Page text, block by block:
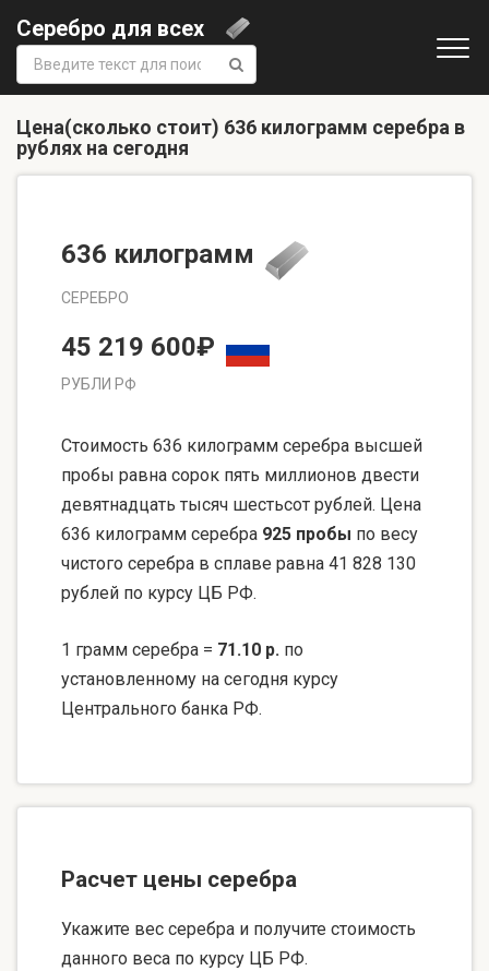
Серебро для всех
Поиск:
Цена(сколько стоит) 636 килограмм серебра в
рублях на сегодня
636 килограмм
СЕРЕБРО
45 219 600₽
РУБЛИ РФ
Стоимость 636 килограмм серебра высшей
пробы равна сорок пять миллионов двести
девятнадцать тысяч шестьсот рублей. Цена
636 килограмм серебра 925 пробы по весу
чистого серебра в сплаве равна 41 828 130
рублей по курсу ЦБ РФ.
1 грамм серебра = 71.10 р. по
установленному на сегодня курсу
Центрального банка РФ.
Расчет цены серебра
Укажите вес серебра и получите стоимость
данного веса по курсу ЦБ РФ.